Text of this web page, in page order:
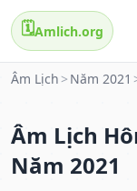
🗓️Amlich.org
Âm Lịch > Năm 2021
Âm Lịch
Năm 2021